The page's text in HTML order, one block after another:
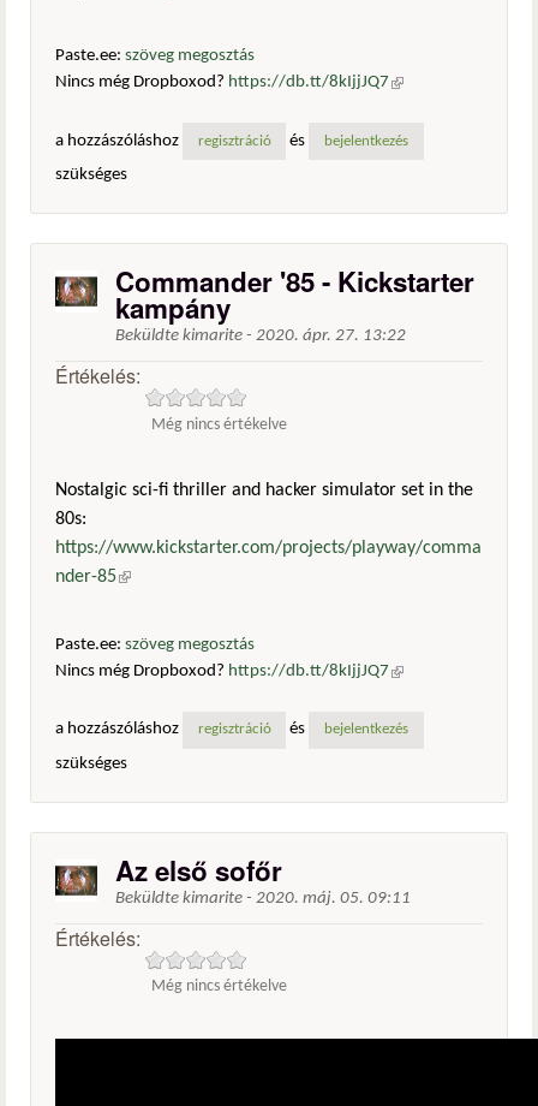
Paste.ee: szöveg megosztás
Nincs még Dropboxod? https://db.tt/8kIjjJQ7 (külső
a hozzászóláshoz
regisztráció és bejelentkezés
szükséges
Commander '85 - Kickstarter
kampány
Beküldte kimarite - 2020. ápr. 27. 13:22
Értékelés:
Még nincs értékelve
Nostalgic sci-fi thriller and hacker simulator set in the
80s:
https://www.kickstarter.com/projects/playway/comma
nder-85(külső hivatkozás)
Paste.ee: szöveg megosztás
Nincs még Dropboxod? https://db.tt/8kIjjJQ7 (külső
a hozzászóláshoz
regisztráció és bejelentkezés
szükséges
Az első sofőr
Beküldte kimarite - 2020. máj. 05. 09:11
Értékelés:
Még nincs értékelve